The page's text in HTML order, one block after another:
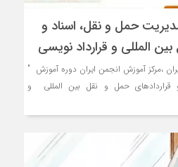
حمل و نقل، اسناد و
المللی و قرارداد نویسی
،مرکز آموزش انجمن ایران دوره آموزش "
حمل و نقل بین المللی و